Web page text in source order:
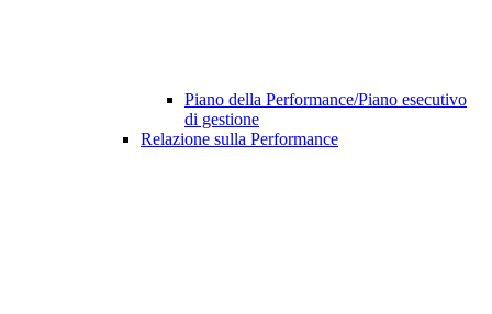
Piano della Performance/Piano esecutivo
di gestione
Relazione sulla Performance